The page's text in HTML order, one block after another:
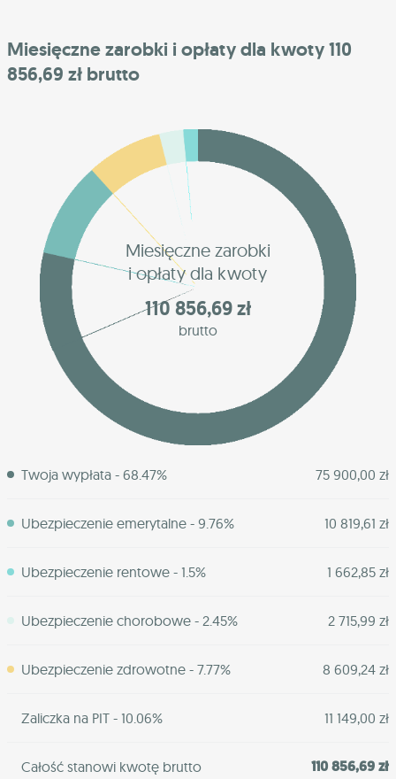
Miesięczne zarobki i opłaty dla kwoty 110
856,69 zł brutto
Miesięczne zarobki
i opłaty dla kwoty
110 856,69 zł
brutto
Twoja wypłata - 68.47% 75 900,00 zł
Ubezpieczenie emerytalne - 9.76% 10 819,61 zł
Ubezpieczenie rentowe - 1.5% 1 662,85 zł
Ubezpieczenie chorobowe - 2.45% 2 715,99 zł
Ubezpieczenie zdrowotne - 7.77% 8 609,24 zł
Zaliczka na PIT - 10.06% 11 149,00 zł
Całość stanowi kwotę brutto 110 856,69 zł